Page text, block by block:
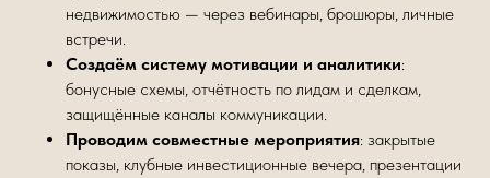
недвижимостью — через вебинары, брошюры, личные
встречи.
Создаём систему мотивации и аналитики:
бонусные схемы, отчётность по лидам и сделкам,
защищённые каналы коммуникации.
Проводим совместные мероприятия: закрытые
показы, клубные инвестиционные вечера, презентации